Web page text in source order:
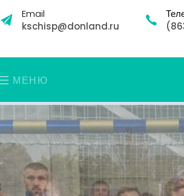
Email
kschisp@donland.ru
МЕНЮ